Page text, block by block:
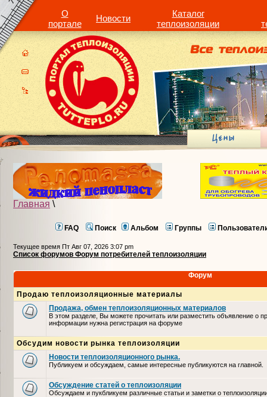
О
портале
Новости
Каталог
теплоизоляции
Главная \
FAQ Поиск Альбом Группы
Текущее время Пт Авг 07, 2026 3:07 pm
Список форумов Форум потребителей теплоизоляции
Форум
Продаю теплоизоляционные материалы
Продажа, обмен теплоизоляционных материалов
В этом разделе, Вы можете прочитать или разместить объявление о
информации нужна регистрация на форуме
Обсудим новости рынка теплоизоляции
Новости теплоизоляционного рынка.
Публикуем и обсуждаем, самые интересные публикуются на главной.
Обсуждение статей о теплоизоляции
Обсуждаем и пукбликуем различные статьи и заметки о